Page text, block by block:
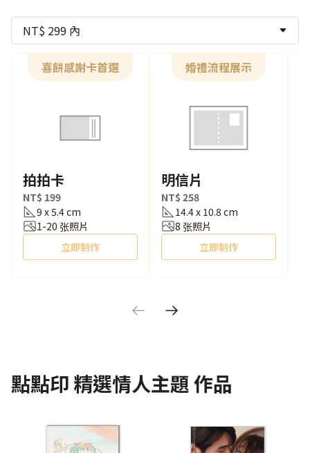
NT$ 299 內
喜餅感謝卡首選
拍拍卡
NT$ 199
9 x 5.4 cm
1-20 张照片
立即制作
婚禮流程展示
明信片
NT$ 258
14.4 x 10.8 cm
8 张照片
立即制作
點點印 精選情人主題作品